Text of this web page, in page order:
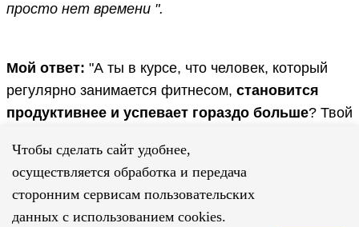
просто нет времени ".
Мой ответ: "А ты в курсе, что человек, который
регулярно занимается фитнесом, становится
продуктивнее и успевает гораздо больше? Твой
станешь справляться с работой. А твои идеи,
рожденные на беговой дорожке или в парилке
твоего клуба, будут встречены на «ура»!"
Чтобы сделать сайт удобнее,
осуществляется обработка и передача
сторонним сервисам пользовательских
данных с использованием cookies.